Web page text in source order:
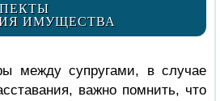
ИМУЩЕСТВА
между супругами, в случае
важно помнить, что